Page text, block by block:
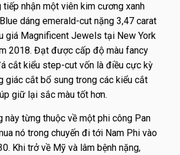
tiếp nhận một viên kim cương xanh
dáng emerald-cut nặng 3,47 carat
giá Magnificent Jewels tại New York
2018. Đạt được cấp độ màu fancy
cắt kiểu step-cut vốn là điều cực kỳ
giác cắt bổ sung trong các kiểu cắt
giữ lại sắc màu tốt hơn.
này từng thuộc về một phi công Pan
nó trong chuyến đi tới Nam Phi vào
Khi trở về Mỹ và lâm bệnh nặng,